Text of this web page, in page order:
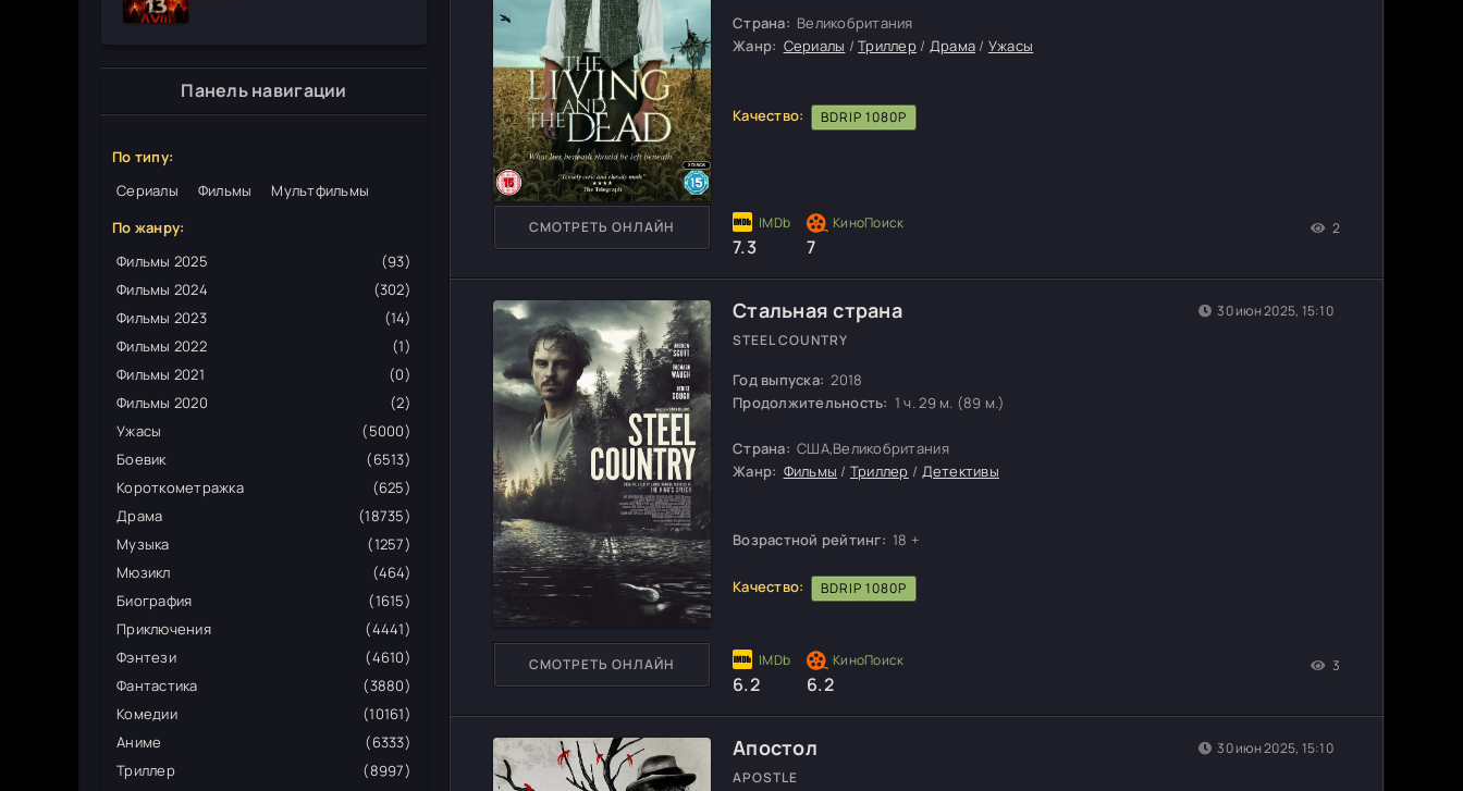
Панель навигации
По типу:
Сериалы
Фильмы
Мультфильмы
По жанру:
Фильмы 2025
(93)
Фильмы 2024
(302)
Фильмы 2023
(14)
Фильмы 2022
(1)
Фильмы 2021
(0)
Фильмы 2020
(2)
Ужасы
(5000)
Боевик
(6513)
Короткометражка
(625)
Драма
(18735)
Музыка
(1257)
Мюзикл
(464)
Биография
(1615)
Приключения
(4441)
Фэнтези
(4610)
Фантастика
(3880)
Комедии
(10161)
Аниме
(6333)
Триллер
(8997)
Страна: Великобритания
Жанр: Сериалы /Триллер / Драма / Ужасы
Качество: BDRIP 1080P
СМОТРЕТЬ ОНЛАЙН
7.3 7
2
Стальная страна
STEEL COUNTRY
Год выпуска: 2018
Продолжительность: 1 ч. 29 м. (89 м.)
Страна: США,Великобритания
Жанр: Фильмы / Триллер / Детективы
Возрастной рейтинг: 18 +
Качество: BDRIP 1080P
СМОТРЕТЬ ОНЛАЙН
6.2 6.2
3
30 июн 2025, 15:10
Апостол
APOSTLE
30 июн 2025, 15:10